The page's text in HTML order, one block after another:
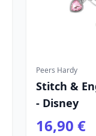
Peers Hardy
Stitch &
- Disney
16,90 €